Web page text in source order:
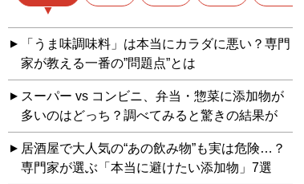
「うま味調味料」は本当にカラダに悪い？専門
家が教える一番の”問題点”とは
スーパー vs コンビニ、弁当・惣菜に添加物が
多いのはどっち？調べてみると驚きの結果が
居酒屋で大人気の“あの飲み物”も実は危険…？
専門家が選ぶ「本当に避けたい添加物」7選